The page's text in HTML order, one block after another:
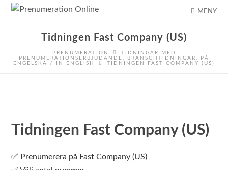
MENY
Tidningen Fast Company (US)
PRENUMERATION
TIDNINGAR MED
PRENUMERATIONSERBJUDANDE , BRANSCHTIDNINGAR ,
PÅ
ENGELSKA / IN ENGLISH
TIDNINGEN FAST COMPANY (US)
Tidningen Fast Company (US)
✅ Prenumerera på Fast Company (US)